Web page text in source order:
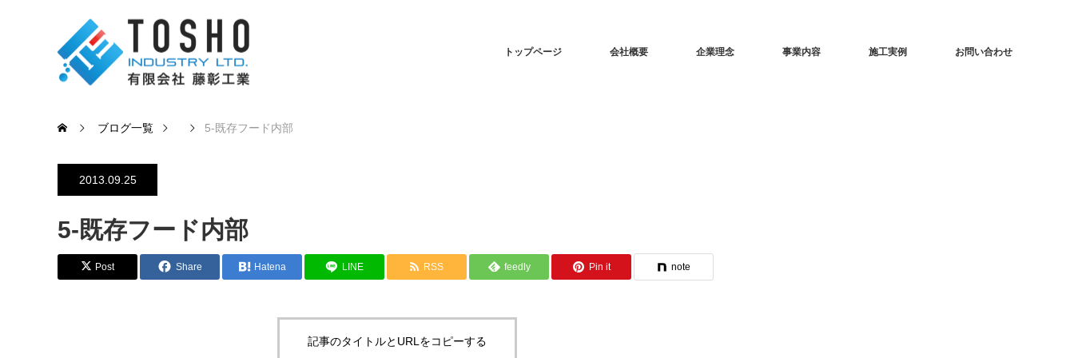
トップページ 会社概要 企業理念 事業内容 施工実例 お問い合わせ
ブログ一覧 5-既存フード内部
2013.09.25
5-既存フード内部
Post Share Hatena LINE RSS feedly Pin it note
記事のタイトルとURLをコピーする